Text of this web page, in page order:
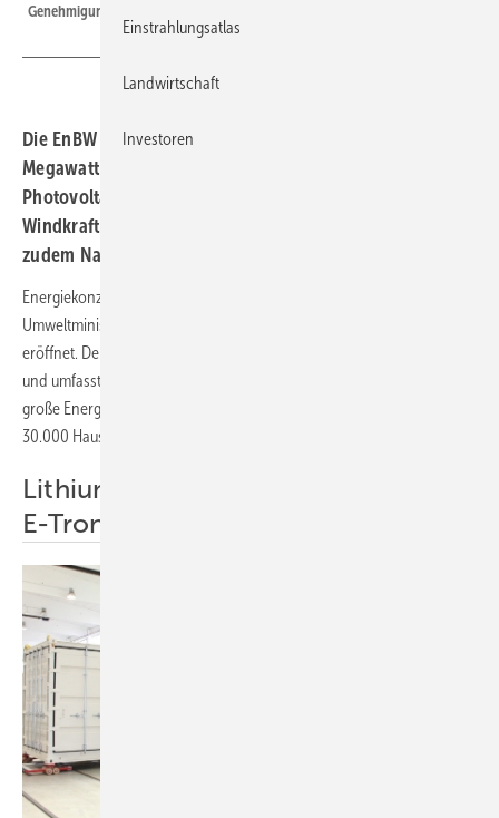
Genehmigungsverfahren läuft.
Die EnBW hat in Gundelsheim einen Solarpark mit 58
Megawatt Leistung eröffnet. Der Energiepark kombiniert
Photovoltaik, Batteriespeicher und künftig auch
Windkraft. Ein innovativer Hybridspeicher kombiniert
zudem Natrium-Ionen- mit gebrauchten E-Audi-Akkus.
Energiekonzern EnBW hat gemeinsam mit Baden-Württembergs
Umweltministerin Thekla Walker den Solarpark in Gundelsheim
eröffnet. Der Solarpark mit 58 Megawatt erstreckt sich über 55 Hektar
und umfasst rund 110.000 Module. Insgesamt wird der 64 Hektar
große Energiepark jährlich so viel Strom erzeugen können, wie etwa
30.000 Haushalte verbrauchen.
Lithium-Ionen-Akkus aus zwölf Audi
E-Tron
Einstrahlungsatlas
Landwirtschaft
Investoren